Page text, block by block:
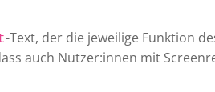
-Text, der die jeweilige Funktion
auch Nutzer:innen mit